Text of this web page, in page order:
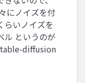
にノイズを付
らいノイズを
ル というのが
diffusion